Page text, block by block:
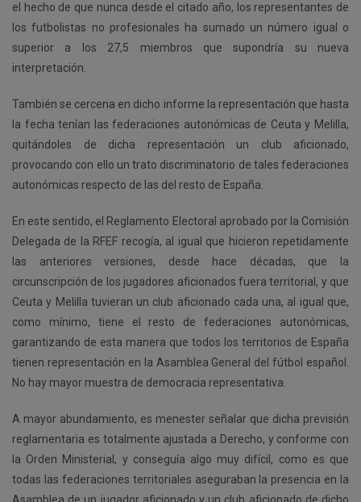
el hecho de que nunca desde el citado año, los representantes de
los futbolistas no profesionales ha sumado un número igual o
superior a los 27,5 miembros que supondría su nueva
interpretación.
También se cercena en dicho informe la representación que hasta
la fecha tenían las federaciones autonómicas de Ceuta y Melilla,
quitándoles de dicha representación un club aficionado,
provocando con ello un trato discriminatorio de tales federaciones
autonómicas respecto de las del resto de España.
En este sentido, el Reglamento Electoral aprobado por la Comisión
Delegada de la RFEF recogía, al igual que hicieron repetidamente
las anteriores versiones, desde hace décadas, que la
circunscripción de los jugadores aficionados fuera territorial, y que
Ceuta y Melilla tuvieran un club aficionado cada una, al igual que,
como mínimo, tiene el resto de federaciones autonómicas,
garantizando de esta manera que todos los territorios de España
tienen representación en la Asamblea General del fútbol español.
No hay mayor muestra de democracia representativa.
A mayor abundamiento, es menester señalar que dicha previsión
reglamentaria es totalmente ajustada a Derecho, y conforme con
la Orden Ministerial, y conseguía algo muy difícil, como es que
todas las federaciones territoriales aseguraban la presencia en la